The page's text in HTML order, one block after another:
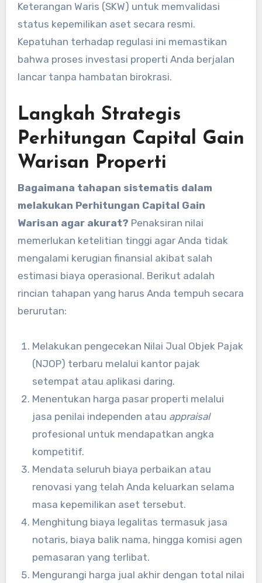
Keterangan Waris (SKW) untuk memvalidasi
status kepemilikan aset secara resmi.
Kepatuhan terhadap regulasi ini memastikan
bahwa proses investasi properti Anda berjalan
lancar tanpa hambatan birokrasi.
Langkah Strategis
Perhitungan Capital Gain
Warisan Properti
Bagaimana tahapan sistematis dalam
melakukan Perhitungan Capital Gain
Warisan agar akurat? Penaksiran nilai
memerlukan ketelitian tinggi agar Anda tidak
mengalami kerugian finansial akibat salah
estimasi biaya operasional. Berikut adalah
rincian tahapan yang harus Anda tempuh secara
berurutan:
Melakukan pengecekan Nilai Jual Objek Pajak
(NJOP) terbaru melalui kantor pajak
setempat atau aplikasi daring.
Menentukan harga pasar properti melalui
jasa penilai independen atau appraisal
profesional untuk mendapatkan angka
kompetitif.
Mendata seluruh biaya perbaikan atau
renovasi yang telah Anda keluarkan selama
masa kepemilikan aset tersebut.
Menghitung biaya legalitas termasuk jasa
notaris, biaya balik nama, hingga komisi agen
pemasaran yang terlibat.
Mengurangi harga jual akhir dengan total nilai